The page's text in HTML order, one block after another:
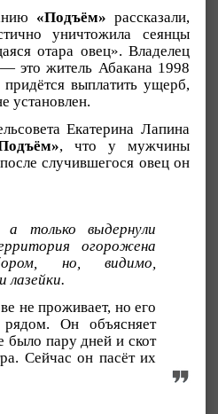
«Подъём» рассказали,
уничтожила сеянцы
отара овец». Владелец
это житель Абакана 1998
выплатить ущерб,
установлен.
Екатерина Лапина
, что у мужчины
случившегося овец он
только выдернули
огорожена
но, видимо,
лазейки.
не проживает, но его
Он объясняет
было пару дней и скот
Сейчас он пасёт их